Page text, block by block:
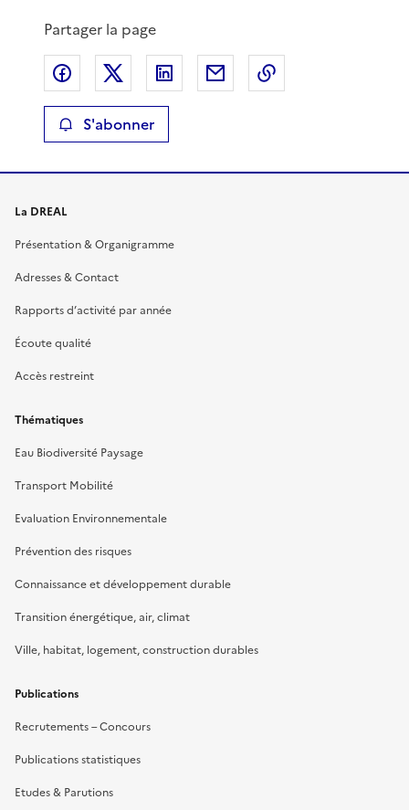
Partager la page
Partager sur Facebook
Partager sur XPartager sur LinkedIn
Partager par email
S'abonner
La DREAL
Présentation & Organigramme
Adresses & Contact
Rapports d’activité par année
Écoute qualité
Accès restreint
Thématiques
Eau Biodiversité Paysage
Transport Mobilité
Evaluation Environnementale
Prévention des risques
Connaissance et développement durable
Transition énergétique, air, climat
Ville, habitat, logement, construction durables
Publications
Recrutements – Concours
Publications statistiques
Etudes & Parutions